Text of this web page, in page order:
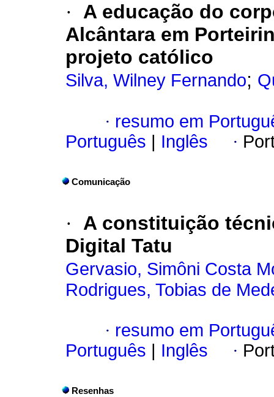
·
A educação do
Alcântara em
projeto católico
Silva, Wilney Fernando;
· resumo em
Português
Inglês ·
Comunicação
·
A constituição
Digital Tatu
Gervasio, Simôni Costa
Rodrigues, Tobias de
· resumo em
Português
Inglês ·
Resenhas